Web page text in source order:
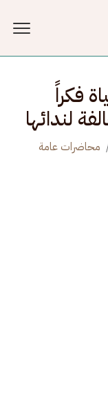
فكراً
لندائها
محاضرات عامة